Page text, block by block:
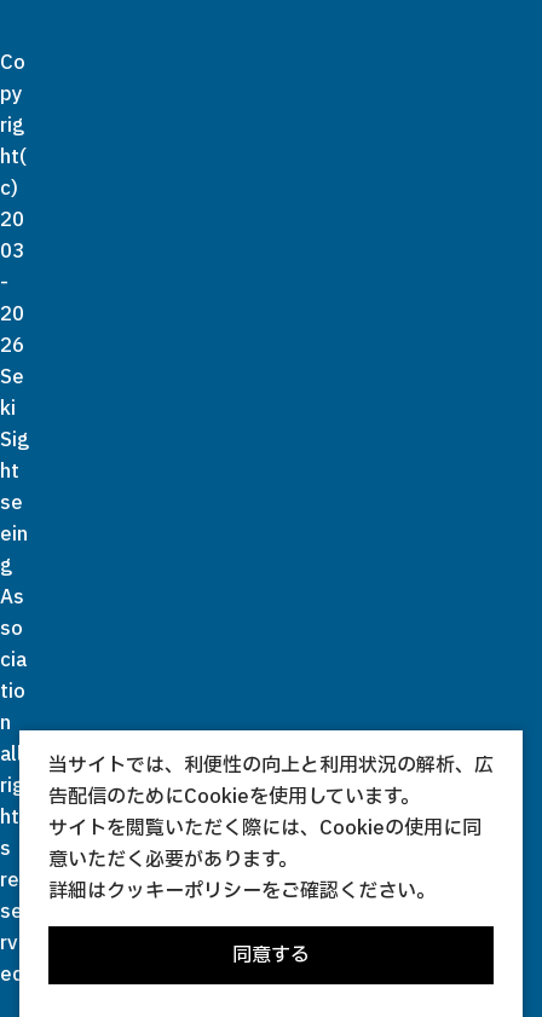
Co
py
rig
ht(
c)
20
03
-
20
26
Se
ki
Sig
ht
se
ein
g
As
so
cia
tio
n
all
rig
ht
s
re
se
rv
ed.
当サイトでは、利便性の向上と利用状況の解析、広
告配信のためにCookieを使用しています。
サイトを閲覧いただく際には、Cookieの使用に同
意いただく必要があります。
詳細はクッキーポリシーをご確認ください。
同意する